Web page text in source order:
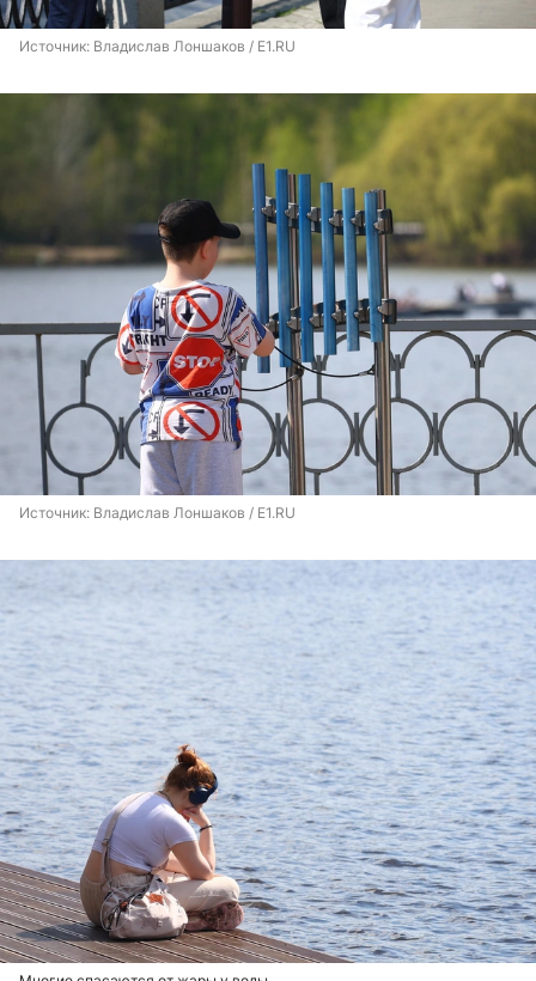
Источник: Владислав Лоншаков / E1.RU
Источник: Владислав Лоншаков / E1.RU